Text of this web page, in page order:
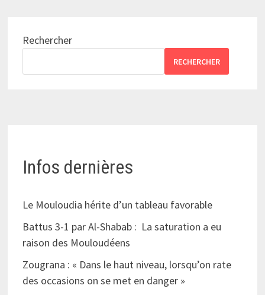
Rechercher
RECHERCHER
Infos dernières
Le Mouloudia hérite d’un tableau favorable
Battus 3-1 par Al-Shabab : La saturation a eu
raison des Mouloudéens
Zougrana : « Dans le haut niveau, lorsqu’on rate
des occasions on se met en danger »